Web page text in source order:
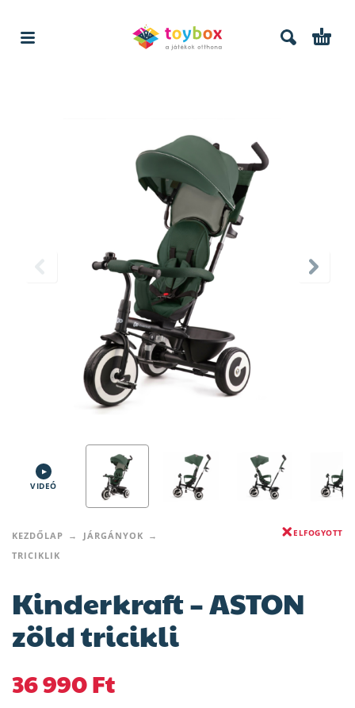
VIDEÓ
KEZDŐLAP
JÁRGÁNYOK
TRICIKLIK
ELFOGYOTT
Kinderkraft – ASTON
zöld tricikli
36 990Ft